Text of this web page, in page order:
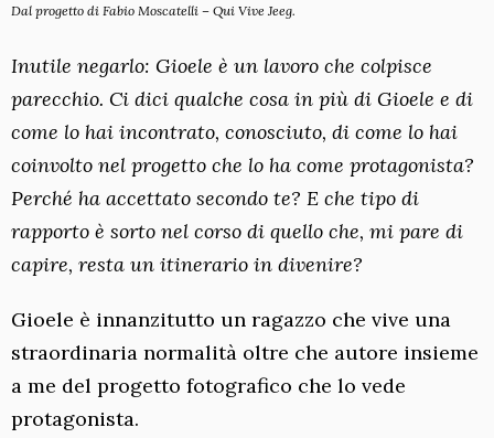
Dal progetto di Fabio Moscatelli – Qui Vive Jeeg.
Inutile negarlo: Gioele è un lavoro che colpisce
parecchio. Ci dici qualche cosa in più di Gioele e di
come lo hai incontrato, conosciuto, di come lo hai
coinvolto nel progetto che lo ha come protagonista?
Perché ha accettato secondo te? E che tipo di
rapporto è sorto nel corso di quello che, mi pare di
capire, resta un itinerario in divenire?
Gioele è innanzitutto un ragazzo che vive una
straordinaria normalità oltre che autore insieme
a me del progetto fotografico che lo vede
protagonista.